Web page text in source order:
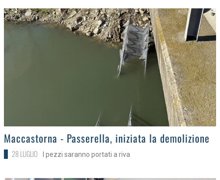
>Maccastorna - Passerella, iniziata la demolizione
28 LUGLIO I pezzi saranno portati a riva